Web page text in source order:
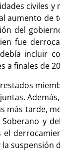
civiles
aumento
del
fue
incluir
a finales de
tarde,
y
suspensión